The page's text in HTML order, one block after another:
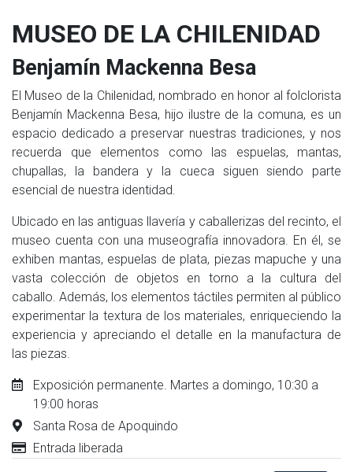
MUSEO DE LA CHILENIDAD
Benjamín Mackenna Besa
El Museo de la Chilenidad, nombrado en honor al folclorista
Benjamín Mackenna Besa, hijo ilustre de la comuna, es un
espacio dedicado a preservar nuestras tradiciones, y nos
recuerda que elementos como las espuelas, mantas,
chupallas, la bandera y la cueca siguen siendo parte
esencial de nuestra identidad.
Ubicado en las antiguas llavería y caballerizas del recinto, el
museo cuenta con una museografía innovadora. En él, se
exhiben mantas, espuelas de plata, piezas mapuche y una
vasta colección de objetos en torno a la cultura del
caballo. Además, los elementos táctiles permiten al público
experimentar la textura de los materiales, enriqueciendo la
experiencia y apreciando el detalle en la manufactura de
las piezas.
Exposición permanente. Martes a domingo, 10:30 a
19:00 horas
Santa Rosa de Apoquindo
Entrada liberada